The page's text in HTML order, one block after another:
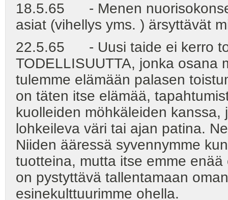
18.5.65 - Menen
asiat (vihellys yms. ) ärsyttävät
22.5.65 - Uusi taide ei kerro
TODELLISUUTTA, jonka osana
tulemme elämään palasen
on täten itse elämää,
kuolleiden möhkäleiden
lohkeileva väri tai ajan patina.
Niiden ääressä syvennymme
tuotteina, mutta itse emme
on pystyttävä tallentamaan
esinekulttuurimme ohella.